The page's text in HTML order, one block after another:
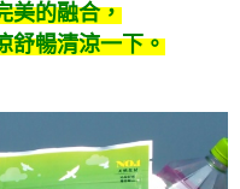
美的融合，
舒暢清涼一下。